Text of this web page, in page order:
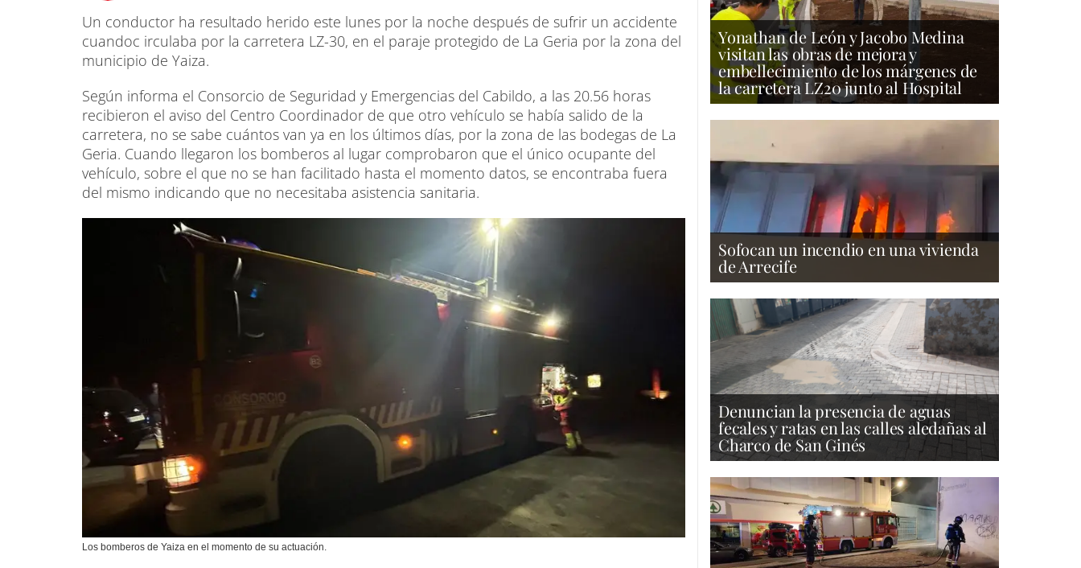
Un conductor ha resultado herido este lunes por la noche después de sufrir un accidente
cuandoc irculaba por la carretera LZ-30, en el paraje protegido de La Geria por la zona del
municipio de Yaiza.
Según informa el Consorcio de Seguridad y Emergencias del Cabildo, a las 20.56 horas
recibieron el aviso del Centro Coordinador de que otro vehículo se había salido de la
carretera, no se sabe cuántos van ya en los últimos días, por la zona de las bodegas de La
Geria. Cuando llegaron los bomberos al lugar comprobaron que el único ocupante del
vehículo, sobre el que no se han facilitado hasta el momento datos, se encontraba fuera
del mismo indicando que no necesitaba asistencia sanitaria.
Los bomberos de Yaiza en el momento de su actuación.
Yonathan de León y Jacobo Medina
visitan las obras de mejora y
embellecimiento de los márgenes de
la carretera LZ20 junto al Hospital
Sofocan un incendio en una vivienda
de Arrecife
Denuncian la presencia de aguas
fecales y ratas en las calles aledañas al
Charco de San Ginés